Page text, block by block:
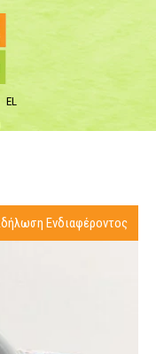
EL
Ενδιαφέροντος